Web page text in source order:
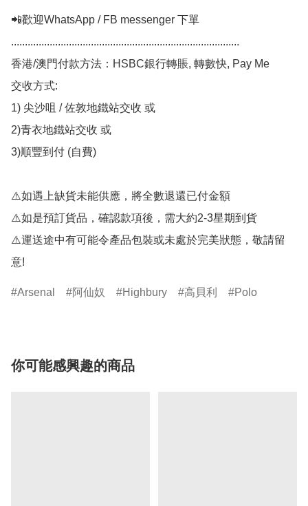
📲歡迎WhatsApp / FB messenger 下單
...................................................................................
香港/澳門付款方法：HSBC銀行轉賬, 轉數快, Pay Me
交收方式:
1) 尖沙咀 / 佐敦地鐵站交收 或
2)青衣地鐵站交收 或
3)順豐到付 (自費)
⚠️如遇上缺貨未能供應，將全數退還已付金額
⚠️如是預訂貨品，確認款項後，需大約2-3星期到貨
⚠️運送途中有可能令產品包裝或未處於完美狀態，敬請留
意!
Arsenal 阿仙奴 Highbury 高貝利 Polo
你可能感興趣的商品